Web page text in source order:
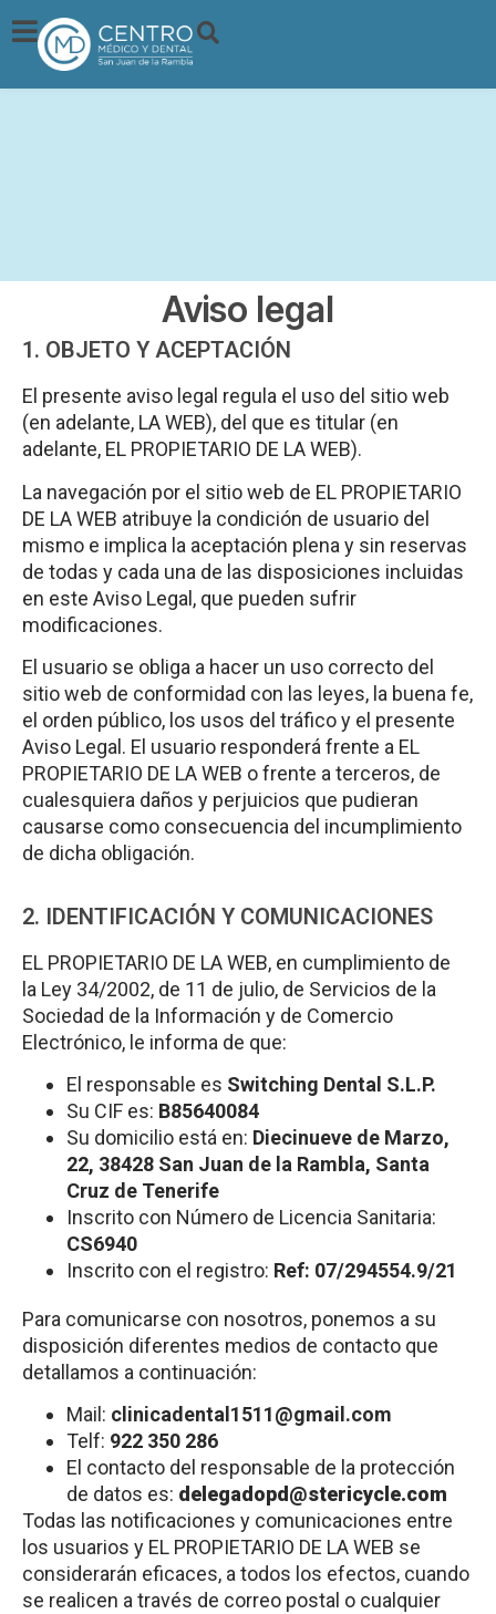
Aviso legal
1. OBJETO Y ACEPTACIÓN
El presente aviso legal regula el uso del sitio web
(en adelante, LA WEB), del que es titular (en
adelante, EL PROPIETARIO DE LA WEB).
La navegación por el sitio web de EL PROPIETARIO
DE LA WEB atribuye la condición de usuario del
mismo e implica la aceptación plena y sin reservas
de todas y cada una de las disposiciones incluidas
en este Aviso Legal, que pueden sufrir
modificaciones.
El usuario se obliga a hacer un uso correcto del
sitio web de conformidad con las leyes, la buena fe,
el orden público, los usos del tráfico y el presente
Aviso Legal. El usuario responderá frente a EL
PROPIETARIO DE LA WEB o frente a terceros, de
cualesquiera daños y perjuicios que pudieran
causarse como consecuencia del incumplimiento
de dicha obligación.
2. IDENTIFICACIÓN Y COMUNICACIONES
EL PROPIETARIO DE LA WEB, en cumplimiento de
la Ley 34/2002, de 11 de julio, de Servicios de la
Sociedad de la Información y de Comercio
Electrónico, le informa de que:
El responsable es Switching Dental S.L.P.
Su CIF es: B85640084
Su domicilio está en: Diecinueve de Marzo,
22, 38428 San Juan de la Rambla, Santa
Cruz de Tenerife
Inscrito con Número de Licencia Sanitaria:
CS6940
Inscrito con el registro: Ref: 07/294554.9/21
Para comunicarse con nosotros, ponemos a su
disposición diferentes medios de contacto que
detallamos a continuación:
Mail: clinicadental1511@gmail.com
Telf: 922 350 286
El contacto del responsable de la protección
de datos es: delegadopd@stericycle.com
Todas las notificaciones y comunicaciones entre
los usuarios y EL PROPIETARIO DE LA WEB se
considerarán eficaces, a todos los efectos, cuando
se realicen a través de correo postal o cualquier